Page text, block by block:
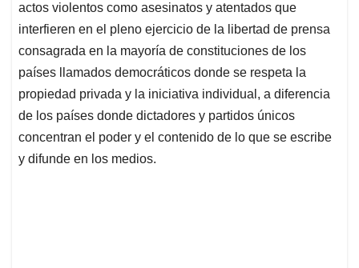
actos violentos como asesinatos y atentados que
interfieren en el pleno ejercicio de la libertad de prensa
consagrada en la mayoría de constituciones de los
países llamados democráticos donde se respeta la
propiedad privada y la iniciativa individual, a diferencia
de los países donde dictadores y partidos únicos
concentran el poder y el contenido de lo que se escribe
y difunde en los medios.